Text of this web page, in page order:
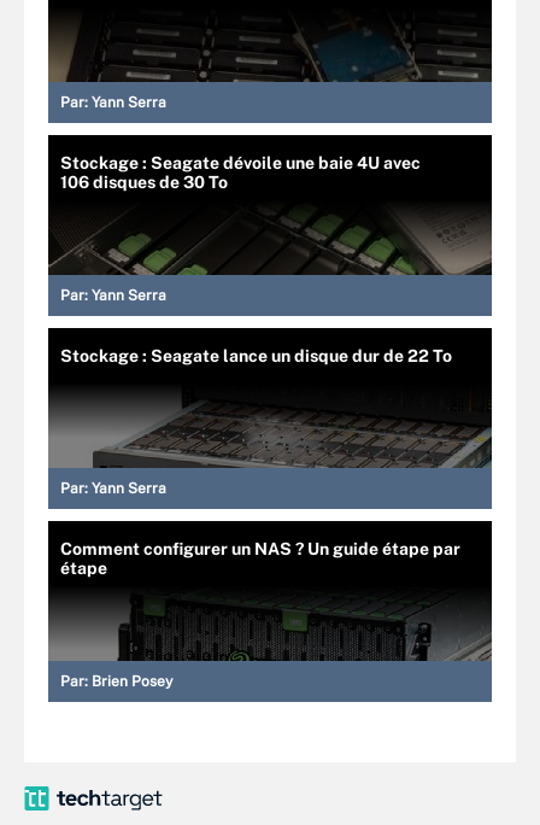
Par: Yann Serra
Stockage : Seagate dévoile une baie 4U avec
106 disques de 30 To
Par: Yann Serra
Stockage : Seagate lance un disque dur de 22 To
Par: Yann Serra
Comment configurer un NAS ? Un guide étape par
étape
Par: Brien Posey